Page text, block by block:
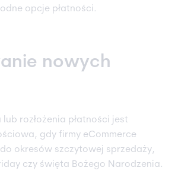
opcje płatności.
nowych
rozłożenia płatności jest
gdy firmy eCommerce
okresów szczytowej sprzedaży,
czy święta Bożego Narodzenia.